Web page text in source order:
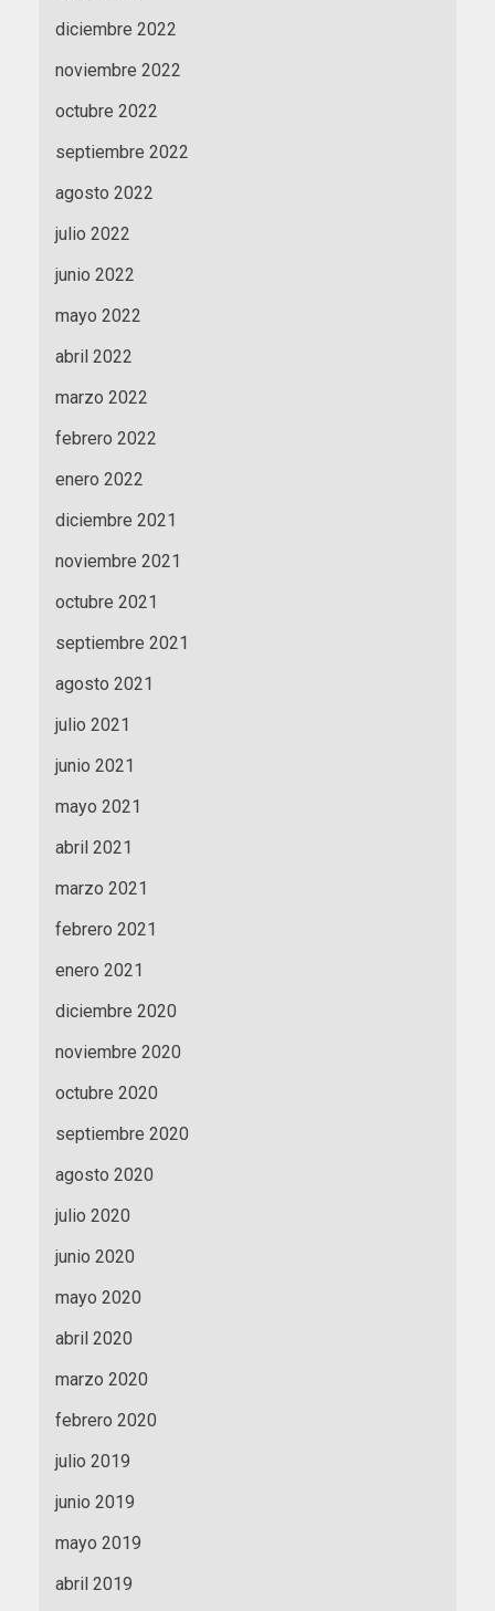
diciembre 2022
noviembre 2022
octubre 2022
septiembre 2022
agosto 2022
julio 2022
junio 2022
mayo 2022
abril 2022
marzo 2022
febrero 2022
enero 2022
diciembre 2021
noviembre 2021
octubre 2021
septiembre 2021
agosto 2021
julio 2021
junio 2021
mayo 2021
abril 2021
marzo 2021
febrero 2021
enero 2021
diciembre 2020
noviembre 2020
octubre 2020
septiembre 2020
agosto 2020
julio 2020
junio 2020
mayo 2020
abril 2020
marzo 2020
febrero 2020
julio 2019
junio 2019
mayo 2019
abril 2019